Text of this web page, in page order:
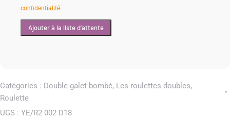
confidentialité.
Catégories : Double galet bombé, Les roulettes doubles,
Roulette
UGS : YE/R2 002 D18